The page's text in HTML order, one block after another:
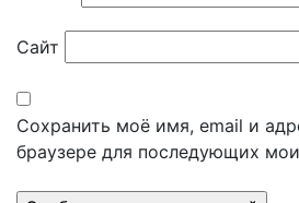
Сайт
Сохранить моё имя, email и
браузере для последующих